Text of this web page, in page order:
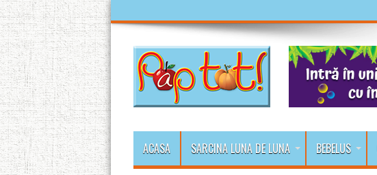
ACASA SARCINA LUNA DE LUNA BEBELUS